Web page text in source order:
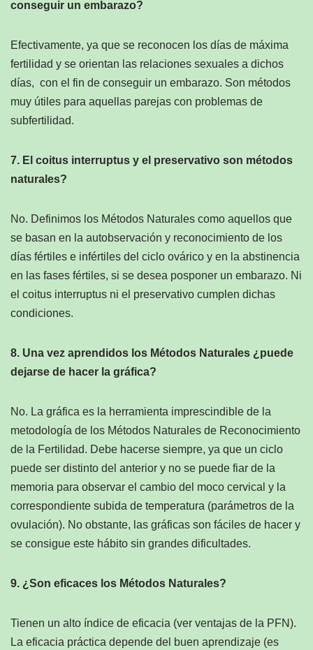
conseguir un embarazo?
Efectivamente, ya que se reconocen los días de máxima
fertilidad y se orientan las relaciones sexuales a dichos
días, con el fin de conseguir un embarazo. Son métodos
muy útiles para aquellas parejas con problemas de
subfertilidad.
7. El coitus interruptus y el preservativo son métodos
naturales?
No. Definimos los Métodos Naturales como aquellos que
se basan en la autobservación y reconocimiento de los
días fértiles e infértiles del ciclo ovárico y en la abstinencia
en las fases fértiles, si se desea posponer un embarazo. Ni
el coitus interruptus ni el preservativo cumplen dichas
condiciones.
8. Una vez aprendidos los Métodos Naturales ¿puede
dejarse de hacer la gráfica?
No. La gráfica es la herramienta imprescindible de la
metodología de los Métodos Naturales de Reconocimiento
de la Fertilidad. Debe hacerse siempre, ya que un ciclo
puede ser distinto del anterior y no se puede fiar de la
memoria para observar el cambio del moco cervical y la
correspondiente subida de temperatura (parámetros de la
ovulación). No obstante, las gráficas son fáciles de hacer y
se consigue este hábito sin grandes dificultades.
9. ¿Son eficaces los Métodos Naturales?
Tienen un alto índice de eficacia (ver ventajas de la PFN).
La eficacia práctica depende del buen aprendizaje (es